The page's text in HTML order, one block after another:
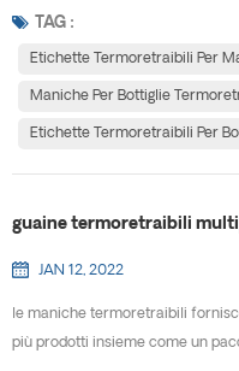
del corpo, massimizzerai lo
marchio e trasmettere il tuo
TAG :
Etichette Termoretraibili Per
Maniche Per Bottiglie
Etichette Termoretraibili Per
guaine termoretraibili
JAN 12, 2022
le maniche termoretraibili
più prodotti insieme come un